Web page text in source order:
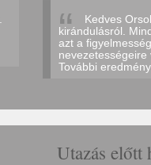
Kedves
kirándulásról.
azt a
nevezetességeire
További
Utazás előtt